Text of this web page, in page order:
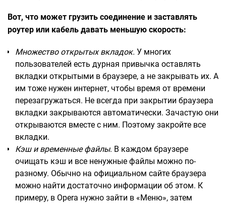
Вот, что может грузить соединение и заставлять
роутер или кабель давать меньшую скорость:
Множество открытых вкладок. У многих
пользователей есть дурная привычка оставлять
вкладки открытыми в браузере, а не закрывать их. А
им тоже нужен интернет, чтобы время от времени
перезагружаться. Не всегда при закрытии браузера
вкладки закрываются автоматически. Зачастую они
открываются вместе с ним. Поэтому закройте все
вкладки.
Кэш и временные файлы. В каждом браузере
очищать кэш и все ненужные файлы можно по-
разному. Обычно на официальном сайте браузера
можно найти достаточно информации об этом. К
примеру, в Opera нужно зайти в «Меню», затем